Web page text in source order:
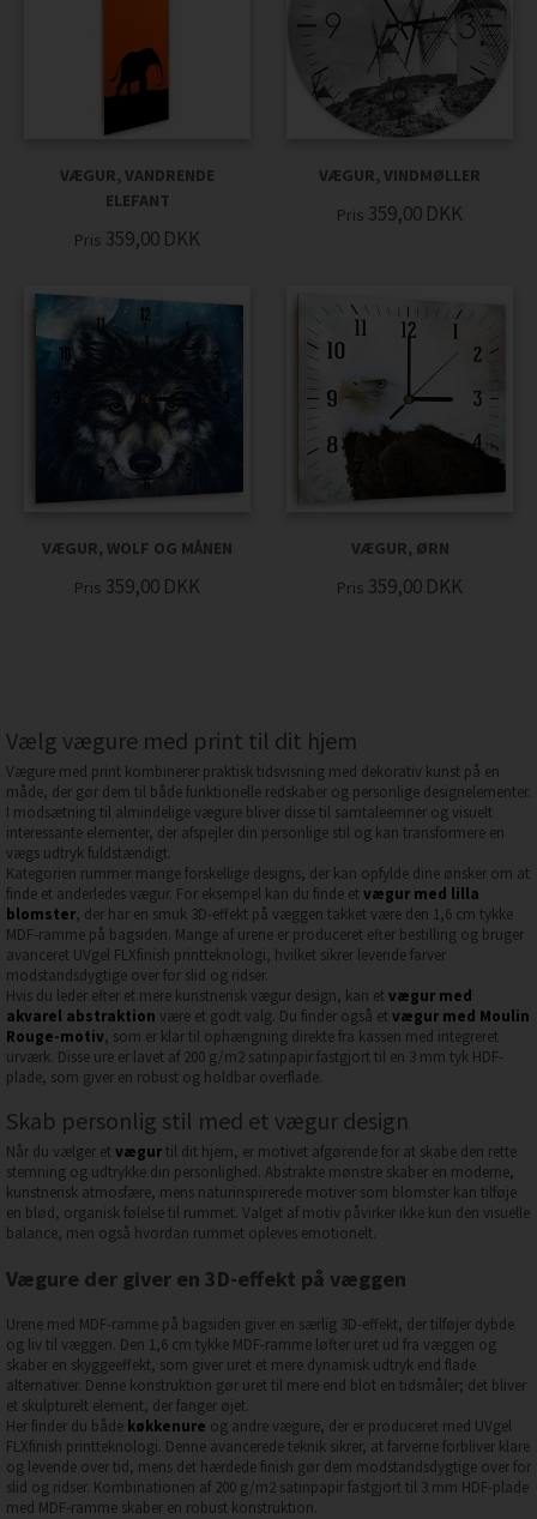
VÆGUR, VANDRENDE
ELEFANT
Pris 359,00 DKK
VÆGUR, VINDMØLLER
Pris 359,00 DKK
VÆGUR, WOLF OG MÅNEN
Pris 359,00 DKK
VÆGUR, ØRN
Pris 359,00 DKK
Vælg vægure med print til dit hjem
Vægure med print kombinerer praktisk tidsvisning med dekorativ kunst på en
måde, der gør dem til både funktionelle redskaber og personlige designelementer.
I modsætning til almindelige vægure bliver disse til samtaleemner og visuelt
interessante elementer, der afspejler din personlige stil og kan transformere en
vægs udtryk fuldstændigt.
Kategorien rummer mange forskellige designs, der kan opfylde dine ønsker om at
finde et anderledes vægur. For eksempel kan du finde et vægur med lilla
blomster, der har en smuk 3D-effekt på væggen takket være den 1,6 cm tykke
MDF-ramme på bagsiden. Mange af urene er produceret efter bestilling og bruger
avanceret UVgel FLXfinish printteknologi, hvilket sikrer levende farver
modstandsdygtige over for slid og ridser.
Hvis du leder efter et mere kunstnerisk vægur design, kan et vægur med
akvarel abstraktion være et godt valg. Du finder også et vægur med Moulin
Rouge-motiv, som er klar til ophængning direkte fra kassen med integreret
urværk. Disse ure er lavet af 200 g/m2 satinpapir fastgjort til en 3 mm tyk HDF-
plade, som giver en robust og holdbar overflade.
Skab personlig stil med et vægur design
Når du vælger et vægurtil dit hjem, er motivet afgørende for at skabe den rette
stemning og udtrykke din personlighed. Abstrakte mønstre skaber en moderne,
kunstnerisk atmosfære, mens naturinspirerede motiver som blomster kan tilføje
en blød, organisk følelse til rummet. Valget af motiv påvirker ikke kun den visuelle
balance, men også hvordan rummet opleves emotionelt.
Vægure der giver en 3D-effekt på væggen
Urene med MDF-ramme på bagsiden giver en særlig 3D-effekt, der tilføjer dybde
og liv til væggen. Den 1,6 cm tykke MDF-ramme løfter uret ud fra væggen og
skaber en skyggeeffekt, som giver uret et mere dynamisk udtryk end flade
alternativer. Denne konstruktion gør uret til mere end blot en tidsmåler; det bliver
et skulpturelt element, der fanger øjet.
Her finder du både køkkenure og andre vægure, der er produceret med UVgel
FLXfinish printteknologi. Denne avancerede teknik sikrer, at farverne forbliver klare
og levende over tid, mens det hærdede finish gør dem modstandsdygtige over for
slid og ridser. Kombinationen af 200 g/m2 satinpapir fastgjort til 3 mm HDF-plade
med MDF-ramme skaber en robust konstruktion.